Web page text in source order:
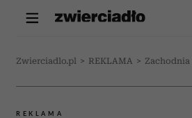
Zwierciadlo.pl > REKLAMA > Zachodnia
REKLAMA